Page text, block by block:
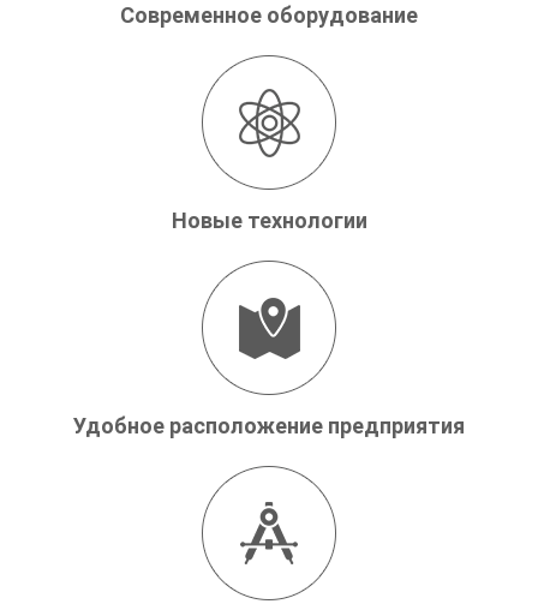
Современное оборудование
Новые технологии
Удобное расположение предприятия